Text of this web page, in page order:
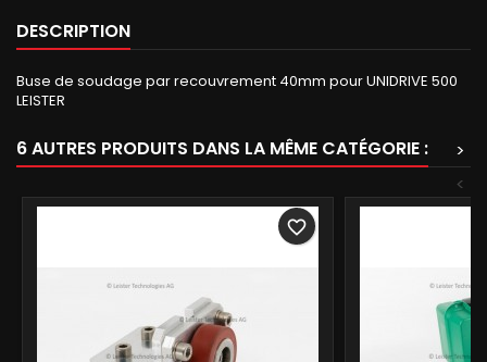
DESCRIPTION
Buse de soudage par recouvrement 40mm pour UNIDRIVE 500
LEISTER
6 AUTRES PRODUITS DANS LA MÊME CATÉGORIE :
>
<
favorite_border